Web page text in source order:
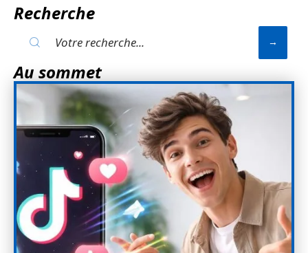
Recherche
Au sommet